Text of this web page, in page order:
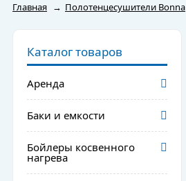
Главная → Полотенцесушители Bonna
Каталог товаров
Аренда
Баки и емкости
Бойлеры косвенного
нагрева